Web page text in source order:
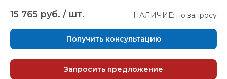
15 765 руб. / шт. НАЛИЧИЕ: по запросу
Получить консультацию
Запросить предложение